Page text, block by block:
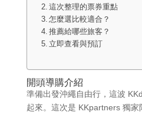
這次整理的票券重點
怎麼選比較適合？
推薦給哪些旅客？
立即查看與預訂
開頭導購介紹
準備出發沖繩自由行，這波
起來。這次是 KKpartners 獨